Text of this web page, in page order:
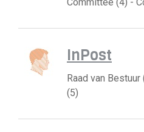
InPost
Raad van
(5)